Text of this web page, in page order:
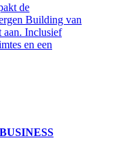
de
Building van
aan. Inclusief
en een